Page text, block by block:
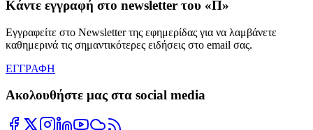
Κάντε εγγραφή στο newsletter του «Π»
Εγγραφείτε στο Newsletter της εφημερίδας για να λαμβάνετε
καθημερινά τις σημαντικότερες ειδήσεις στο email σας.
ΕΓΓΡΑΦΗ
Ακολουθήστε μας στα social media